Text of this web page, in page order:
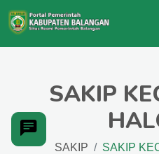
SAKIP
SAKIP SAKIP